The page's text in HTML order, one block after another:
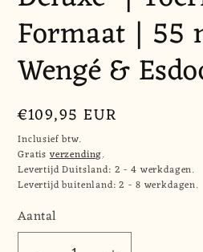
Formaat | 55
Wengé &
Normale
prijs
€109,95 EUR
Inclusief btw.
Gratis verzending.
Levertijd Duitsland: 2 - 4 werkdagen.
Levertijd buitenland: 2 - 8 werkdagen.
Aantal
Aantal